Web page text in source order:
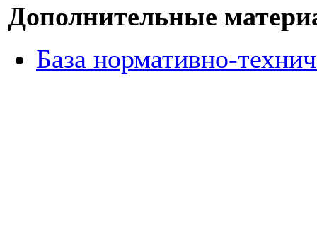
Дополнительные
База нормативно-